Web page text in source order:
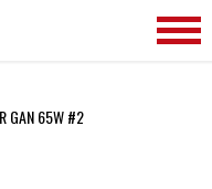
GAN 65W #2